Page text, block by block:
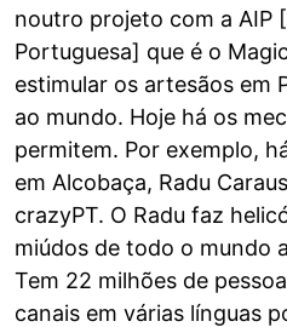
noutro projeto com a AIP
Portuguesa] que é o
estimular os artesãos em
ao mundo. Hoje há os
permitem. Por exemplo,
em Alcobaça, Radu
crazyPT. O Radu faz
miúdos de todo o mundo
Tem 22 milhões de
canais em várias línguas